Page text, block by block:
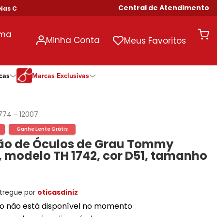
Acima de R$ 699! Central de Atendimento
Minha Conta Meus Favoritos
Hit
DNZ
Ono
Todas Exclusivas
Hit
DNZ
Ono
Todas Exclusivas
Mensal
Anual
Todas as Durações
Dii Collection
Hit
Ono
Marcas Exclusivas
-12007
Ganhe Lente Grátis
de Óculos de Grau Tommy
TH 1742, cor D51, tamanho
por oticasdiniz
não está disponível no momento